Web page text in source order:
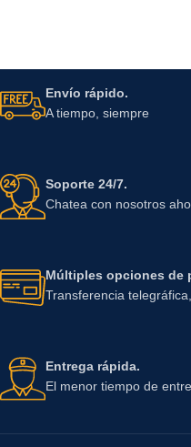
Envío rápido.
A tiempo, siempre
Soporte 24/7.
Chatea con nosotros
Múltiples opciones de
Transferencia
Entrega rápida.
El menor tiempo de